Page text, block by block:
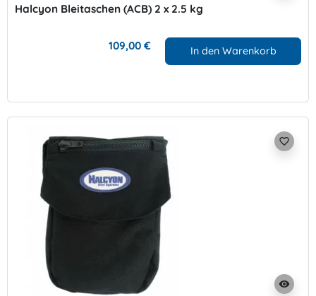
Halcyon Bleitaschen (ACB) 2 x 2.5 kg
109,00 € In den Warenkorb
visibility
favorite_border